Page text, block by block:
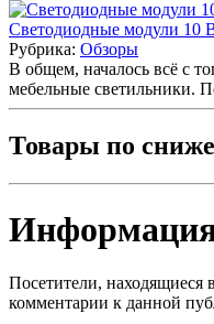
Светодиодные модули 10
Рубрика: Обзоры
В общем, началось всё с
мебельные светильники.
Товары по
Посетители, находящиеся
комментарии к данной